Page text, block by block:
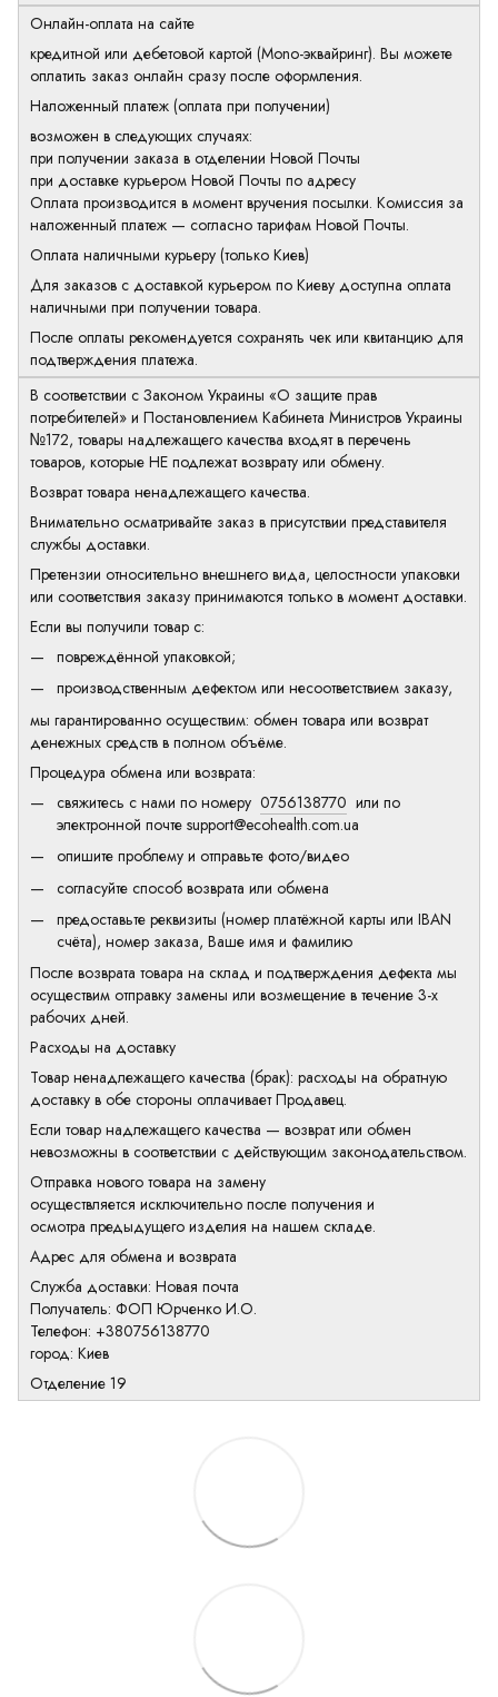
Онлайн-оплата на сайте
кредитной или дебетовой картой (Mono-эквайринг). Вы можете
оплатить заказ онлайн сразу после оформления.
Наложенный платеж (оплата при получении)
возможен в следующих случаях:
при получении заказа в отделении Новой Почты
при доставке курьером Новой Почты по адресу
Оплата производится в момент вручения посылки. Комиссия за
наложенный платеж — согласно тарифам Новой Почты.
Оплата наличными курьеру (только Киев)
Для заказов с доставкой курьером по Киеву доступна оплата
наличными при получении товара.
После оплаты рекомендуется сохранять чек или квитанцию для
подтверждения платежа.
В соответствии с Законом Украины «О защите прав
потребителей» и Постановлением Кабинета Министров Украины
№172, товары надлежащего качества входят в перечень
товаров, которые НЕ подлежат возврату или обмену.
Возврат товара ненадлежащего качества.
Внимательно осматривайте заказ в присутствии представителя
службы доставки.
Претензии относительно внешнего вида, целостности упаковки
или соответствия заказу принимаются только в момент доставки.
Если вы получили товар с:
повреждённой упаковкой;
производственным дефектом или несоответствием заказу,
мы гарантированно осуществим: обмен товара или возврат
денежных средств в полном объёме.
Процедура обмена или возврата:
свяжитесь с нами по номеру 0756138770 или по
электронной почте support@ecohealth.com.ua
опишите проблему и отправьте фото/видео
согласуйте способ возврата или обмена
предоставьте реквизиты (номер платёжной карты или IBAN
счёта), номер заказа, Ваше имя и фамилию
После возврата товара на склад и подтверждения дефекта мы
осуществим отправку замены или возмещение в течение 3-х
рабочих дней.
Расходы на доставку
Товар ненадлежащего качества (брак): расходы на обратную
доставку в обе стороны оплачивает Продавец.
Если товар надлежащего качества — возврат или обмен
невозможны в соответствии с действующим законодательством.
Отправка нового товара на замену
осуществляется исключительно после получения и
осмотра предыдущего изделия на нашем складе.
Адрес для обмена и возврата
Служба доставки: Новая почта
Получатель: ФОП Юрченко И.О.
Телефон: +380756138770
город: Киев
Отделение 19